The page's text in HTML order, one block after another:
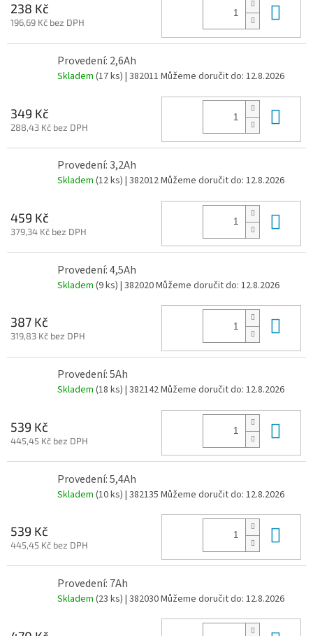
238 Kč
196,69 Kč bez DPH
Provedení: 2,6Ah
Skladem (17 ks) | 382011 Můžeme doručit do: 12.8.2026
349 Kč
288,43 Kč bez DPH
Provedení: 3,2Ah
Skladem (12 ks) | 382012Můžeme doručit do: 12.8.2026
459 Kč
379,34 Kč bez DPH
Provedení: 4,5Ah
Skladem (9 ks) | 382020Můžeme doručit do: 12.8.2026
387 Kč
319,83 Kč bez DPH
Provedení: 5Ah
Skladem (18 ks) | 382142Můžeme doručit do: 12.8.2026
539 Kč
445,45 Kč bez DPH
Provedení: 5,4Ah
Skladem (10 ks) | 382135 Můžeme doručit do: 12.8.2026
539 Kč
445,45 Kč bez DPH
Provedení: 7Ah
Skladem (23 ks) | 382030Můžeme doručit do: 12.8.2026